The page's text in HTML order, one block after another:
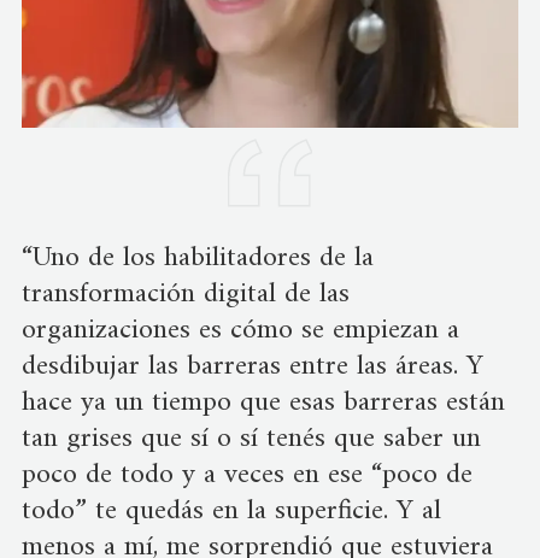
“Uno de los habilitadores de la
transformación digital de las
organizaciones es cómo se empiezan a
desdibujar las barreras entre las áreas. Y
hace ya un tiempo que esas barreras están
tan grises que sí o sí tenés que saber un
poco de todo y a veces en ese “poco de
todo” te quedás en la superficie. Y al
menos a mí, me sorprendió que estuviera